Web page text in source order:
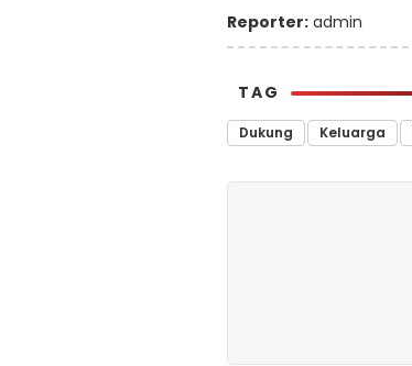
Reporter: admin
TAG
Dukung Keluarga